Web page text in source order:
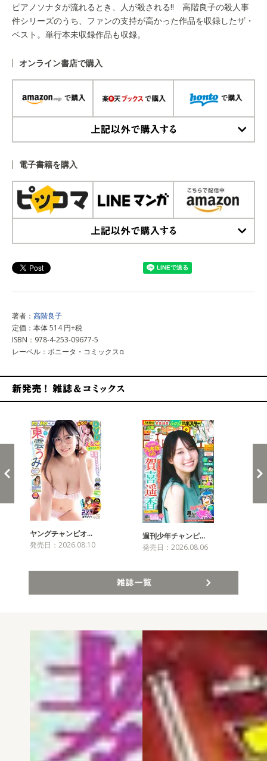
ピアノソナタが流れるとき、人が殺される!! 高階良子の殺人事
件シリーズのうち、ファンの支持が高かった作品を収録したザ・
ベスト。単行本未収録作品も収録。
オンライン書店で購入
電子書籍を購入
著者： 高階良子
定価：本体 514 円+税
ISBN：978-4-253-09677-5
レーベル：ボニータ・コミックスα
ヤングチャンピオ…
発売日：2026.08.10
週刊少年チャンピ…
発売日：2026.08.06